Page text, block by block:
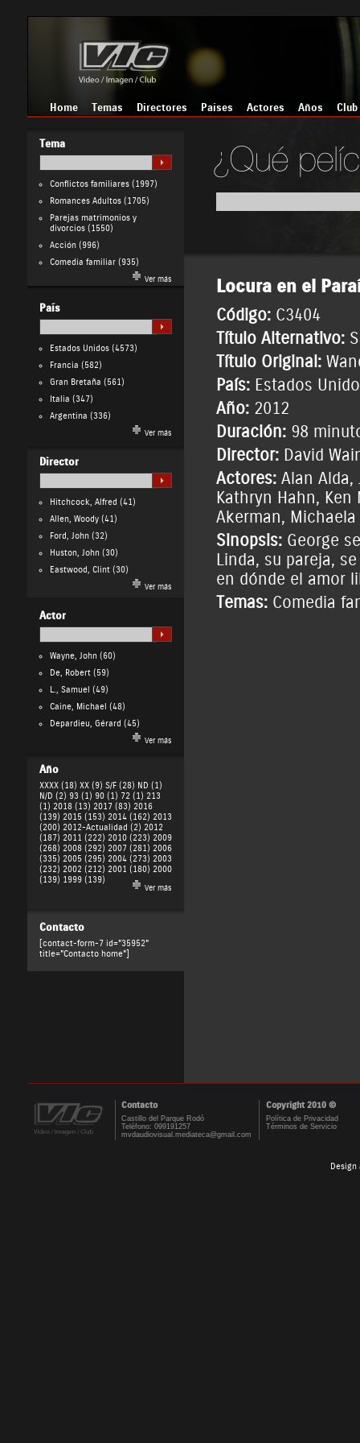
Home Temas Directores Países Actores Años Club
Tema
Conflictos familiares(1997)
Romances Adultos(1705)
Parejas matrimonios y
divorcios(1550)
Acción(996)
Comedia familiar(935)
Ver más
País
Estados Unidos(4573)
Francia (582)
Gran Bretaña (561)
Italia (347)
Argentina (336)
Ver más
Director
Hitchcock, Alfred (41)
Allen, Woody(41)
Ford, John(32)
Huston, John(30)
Eastwood, Clint(30)
Ver más
Actor
Wayne, John(60)
De, Robert(59)
L., Samuel (49)
Caine, Michael (48)
Depardieu, Gérard (45)
Ver más
Año
XXXX (18) XX (9) S/F (28) ND (1)
N/D (2) 93 (1) 90 (1) 72 (1) 213
(1) 2018 (13) 2017 (83) 2016
(139) 2015 (153) 2014 (162) 2013
(200) 2012-Actualidad (2) 2012
(187) 2011 (222) 2010 (223) 2009
(268) 2008 (292) 2007 (281) 2006
(335) 2005 (295) 2004 (273) 2003
(232) 2002 (212) 2001 (180) 2000
(139) 1999 (139)
Ver más
Contacto
[contact-form-7 id="35952"
title="Contacto home"]
Locura en el
Código: C3404
Título Alternativo:
Título Original:
País: Estados
Año: 2012
Duración: 98
Director: David
Actores: Alan Alda,
Kathryn Hahn, Ken
Akerman,
Sinopsis:George
Linda, su pareja,
en dónde el amor
Temas: Comedia
Contacto Copyright 2010 ©
Castillo del Parque Rodó
Teléfono: 099191257
mvdaudiovisual.mediateca@gmail.com
Política de Privacidad
Términos de Servicio